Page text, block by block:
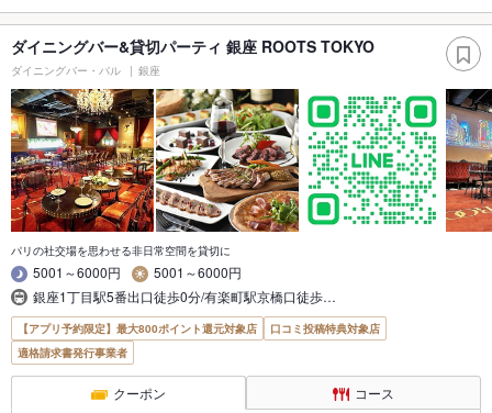
ダイニングバー&貸切パーティ 銀座 ROOTS TOKYO
ダイニングバー・バル 銀座
パリの社交場を思わせる非日常空間を貸切に
5001～6000円
5001～6000円
銀座1丁目駅5番出口徒歩0分/有楽町駅京橋口徒歩…
【アプリ予約限定】最大800ポイント還元対象店
口コミ投稿特典対象店
適格請求書発行事業者
クーポン コース